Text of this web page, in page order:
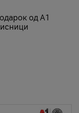
од А1